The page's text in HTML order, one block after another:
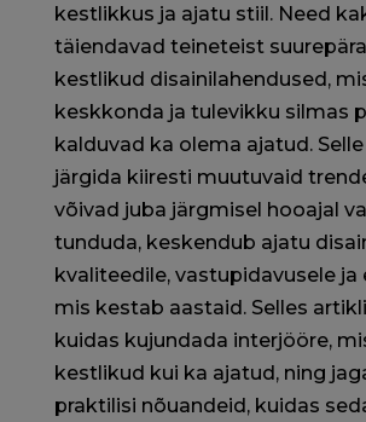
kestlikkus ja ajatu stiil. Need
täiendavad teineteist
kestlikud disainilahendused,
keskkonda ja tulevikku silmas
kalduvad ka olema ajatud.
järgida kiiresti muutuvaid
võivad juba järgmisel hooajal
tunduda, keskendub ajatu
kvaliteedile, vastupidavusele ja
mis kestab aastaid. Selles
kuidas kujundada interjööre,
kestlikud kui ka ajatud, ning
praktilisi nõuandeid, kuidas